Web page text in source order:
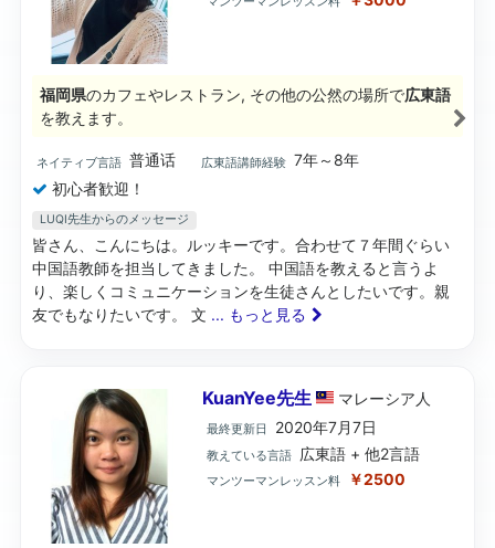
福岡県のカフェやレストラン, その他の公然の場所で広東語
を教えます。
ネイティブ言語 普通话 広東語講師経験 7年～8年
初心者歓迎！
LUQI先生からのメッセージ
皆さん、こんにちは。ルッキーです。合わせて７年間ぐらい
中国語教師を担当してきました。 中国語を教えると言うよ
り、楽しくコミュニケーションを生徒さんとしたいです。親
友でもなりたいです。 文 ... もっと見る
KuanYee先生 マレーシア 人
最終更新日 2020年7月7日
教えている言語 広東語 + 他2言語
マンツーマンレッスン料 ￥2500